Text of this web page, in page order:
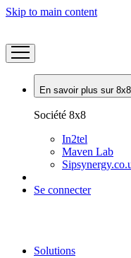
Skip to main content
En savoir plus sur 8x8
Société 8x8
In2tel
Maven Lab
Se connecter
Solutions